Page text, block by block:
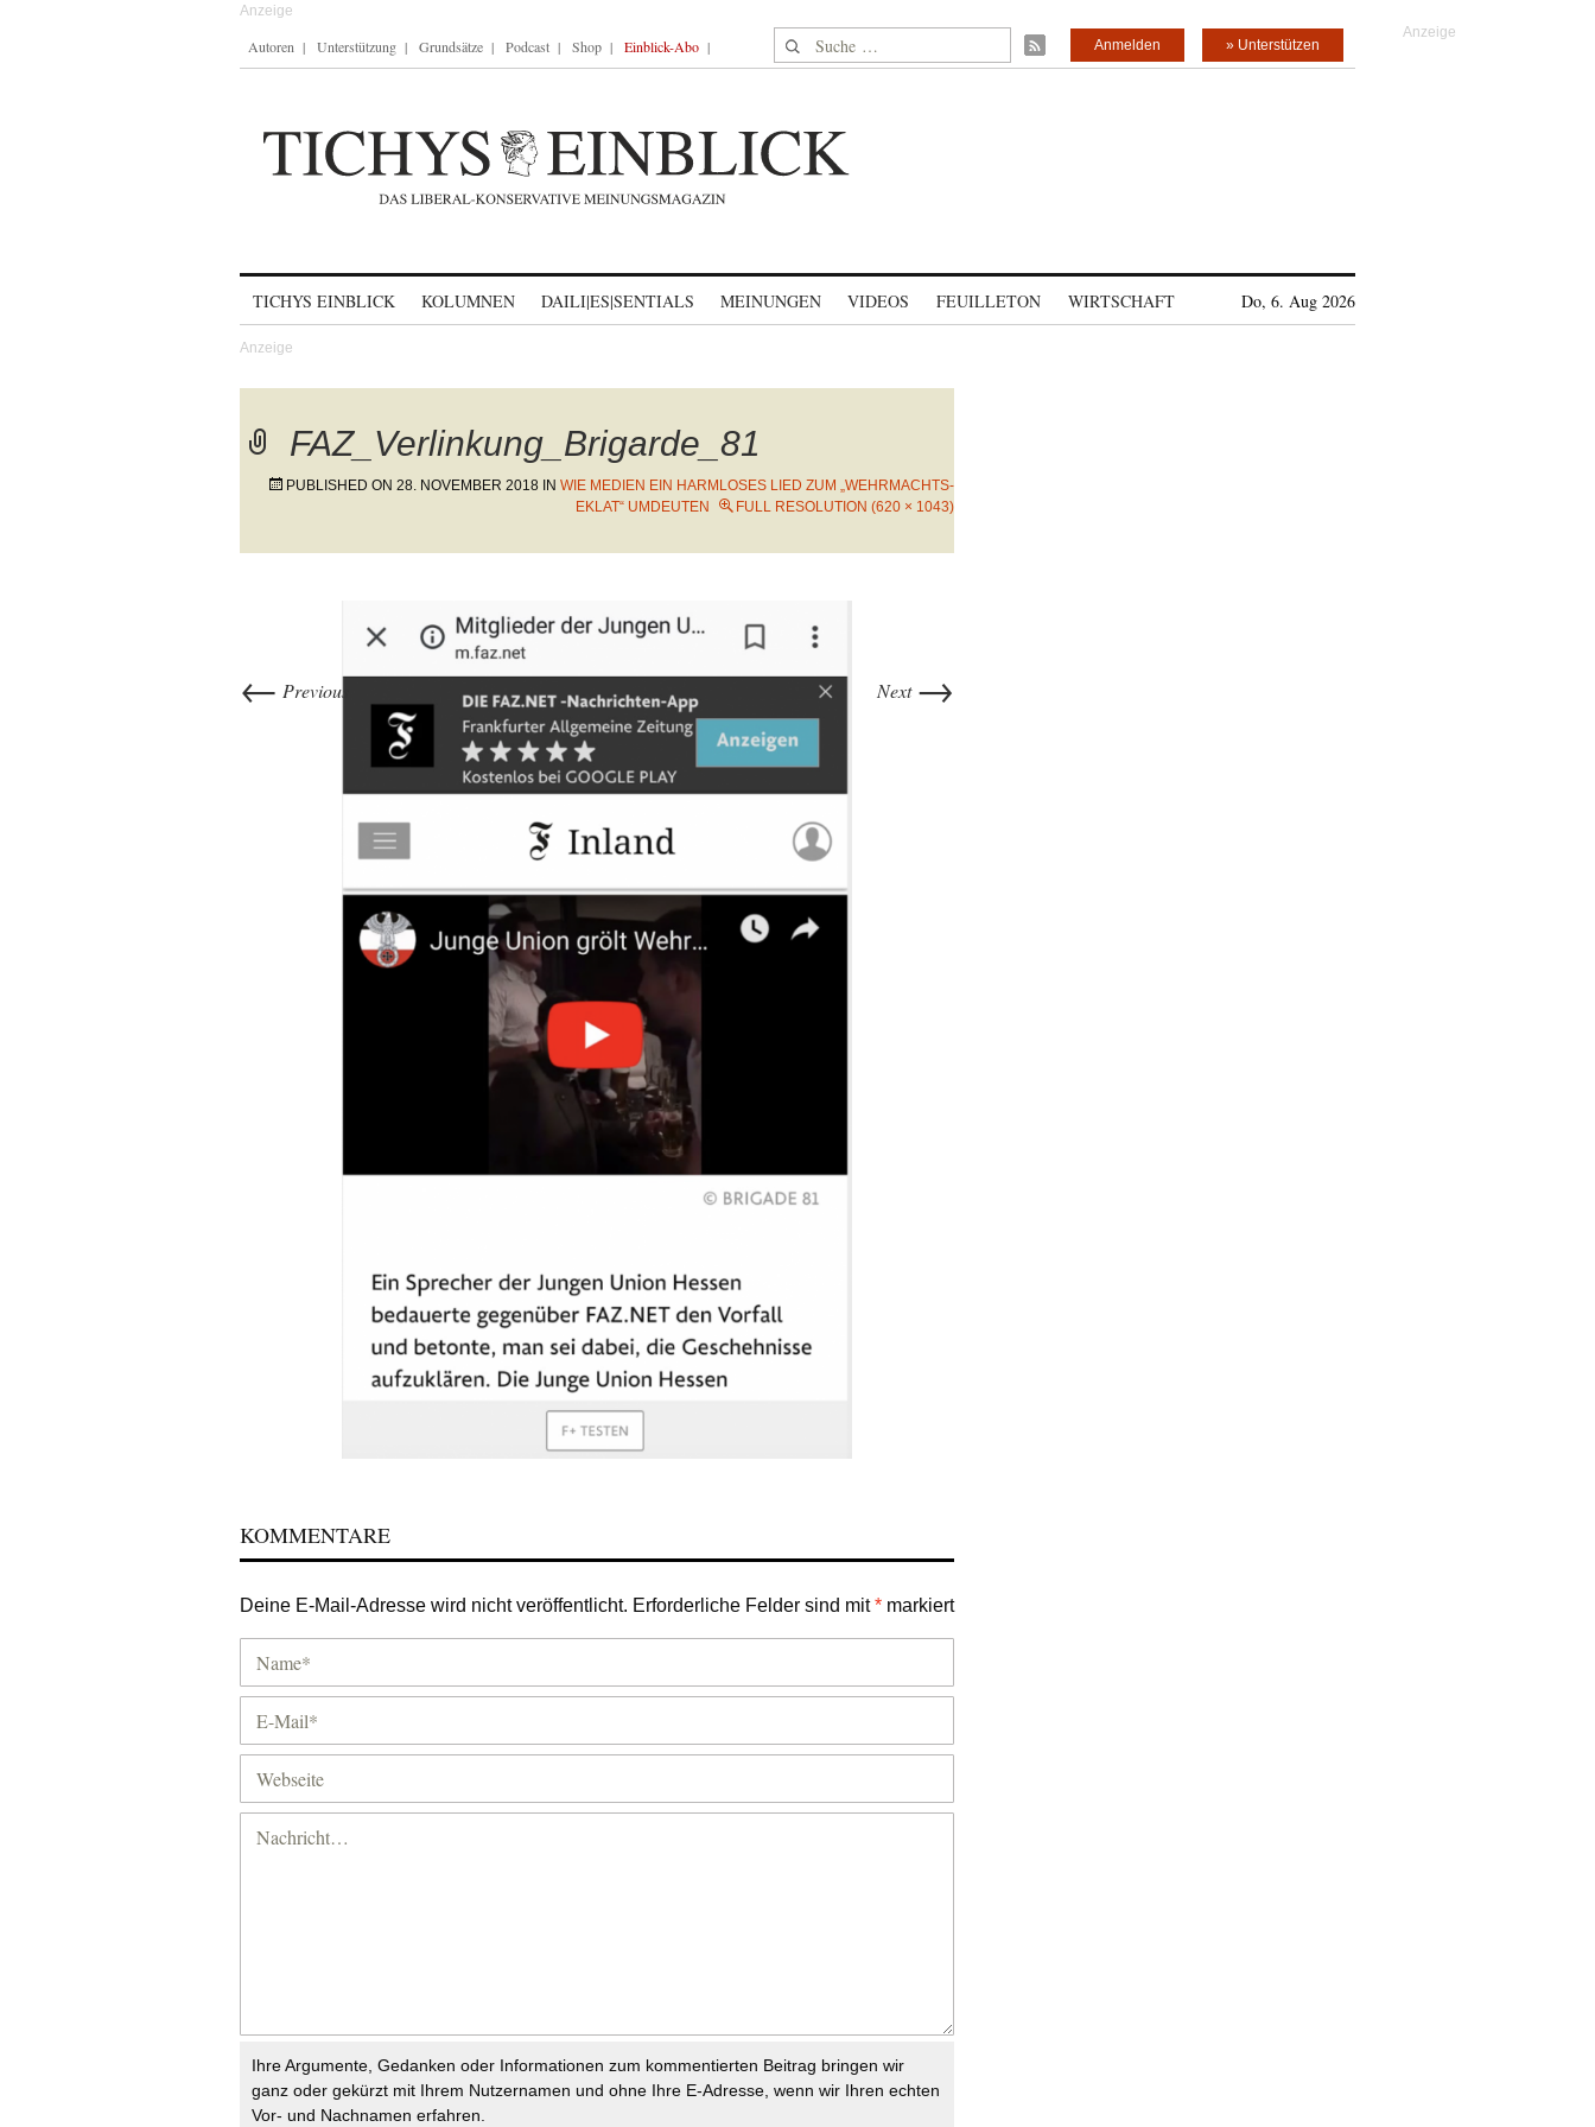
Autoren Unterstützung Grundsätze Podcast Shop Einblick-Abo Suche nach: » Unterstützen
Anmelden
TICHYS EINBLICK KOLUMNEN DAILI|ES|SENTIALS MEINUNGEN VIDEOS FEUILLETON WIRTSCHAFT Do, 6. Aug 2026
FAZ_Verlinkung_Brigarde_81
PUBLISHED ON 28. NOVEMBER 2018 IN WIE MEDIEN EIN HARMLOSES LIED ZUM „WEHRMACHTS-
EKLAT“ UMDEUTEN
FULL RESOLUTION (620 × 1043)
← Previous Next →
KOMMENTARE
Deine E-Mail-Adresse wird nicht veröffentlicht. Erforderliche Felder sind mit* markiert
Ihre Argumente, Gedanken oder Informationen zum kommentierten Beitrag bringen wir
ganz oder gekürzt mit Ihrem Nutzernamen und ohne Ihre E-Adresse, wenn wir Ihren echten
Vor- und Nachnamen erfahren.